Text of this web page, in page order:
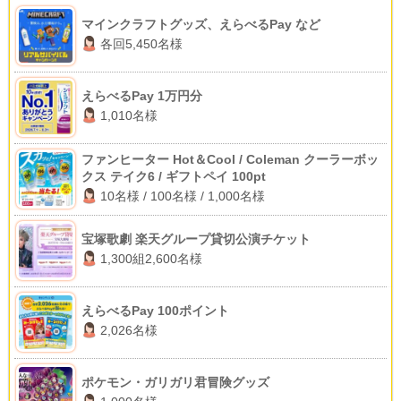
マインクラフトグッズ、えらべるPay など
各回5,450名様
えらべるPay 1万円分
1,010名様
ファンヒーター Hot＆Cool / Coleman クーラーボッ
クス テイク6 / ギフトペイ 100pt
10名様 / 100名様 / 1,000名様
宝塚歌劇 楽天グループ貸切公演チケット
1,300組2,600名様
えらべるPay 100ポイント
2,026名様
ポケモン・ガリガリ君冒険グッズ